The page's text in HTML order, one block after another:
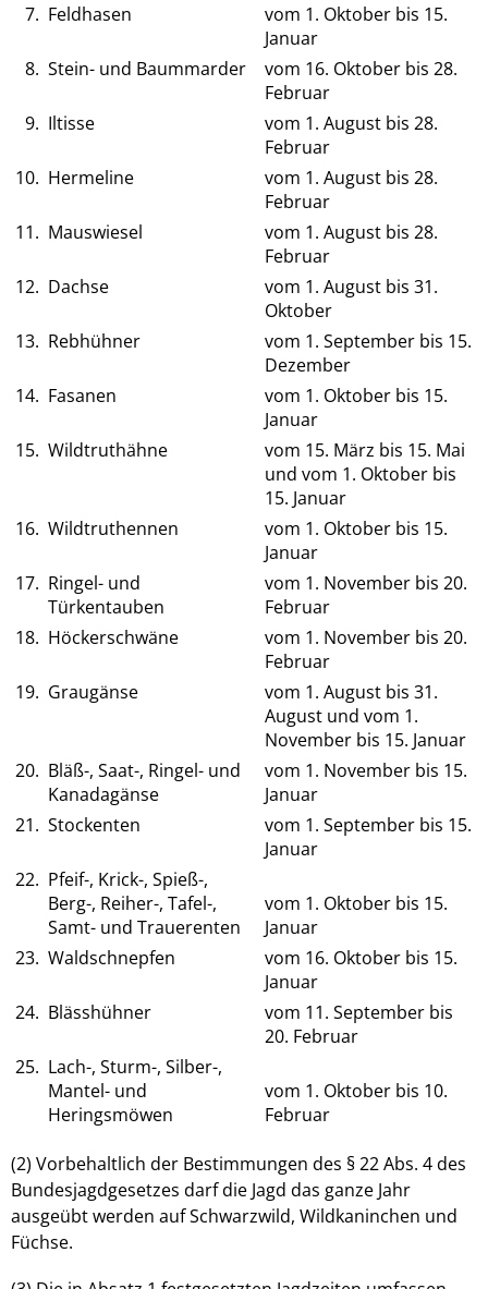
7. Feldhasen
vom 1. Oktober bis 15.
Januar
8. Stein- und Baummarder
vom 16. Oktober bis 28.
Februar
9. Iltisse
vom 1. August bis 28.
Februar
10. Hermeline
vom 1. August bis 28.
Februar
11. Mauswiesel
vom 1. August bis 28.
Februar
12. Dachse
vom 1. August bis 31.
Oktober
13. Rebhühner
vom 1. September bis 15.
Dezember
14. Fasanen
vom 1. Oktober bis 15.
Januar
15. Wildtruthähne
vom 15. März bis 15. Mai
und vom 1. Oktober bis
15. Januar
16. Wildtruthennen
vom 1. Oktober bis 15.
Januar
17. Ringel- und
Türkentauben
vom 1. November bis 20.
Februar
18. Höckerschwäne
vom 1. November bis 20.
Februar
19. Graugänse
vom 1. August bis 31.
August und vom 1.
November bis 15. Januar
20. Bläß-, Saat-, Ringel- und
Kanadagänse
vom 1. November bis 15.
Januar
21. Stockenten
vom 1. September bis 15.
Januar
22. Pfeif-, Krick-, Spieß-,
Berg-, Reiher-, Tafel-,
Samt- und Trauerenten
vom 1. Oktober bis 15.
Januar
23. Waldschnepfen
vom 16. Oktober bis 15.
Januar
24. Blässhühner
vom 11. September bis
20. Februar
25. Lach-, Sturm-, Silber-,
Mantel- und
Heringsmöwen
vom 1. Oktober bis 10.
Februar
(2) Vorbehaltlich der Bestimmungen des § 22 Abs. 4 des
Bundesjagdgesetzes darf die Jagd das ganze Jahr
ausgeübt werden auf Schwarzwild, Wildkaninchen und
Füchse.